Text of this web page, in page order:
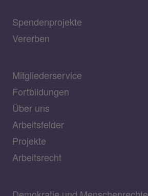
Spendenprojekte
Vererben
Mitgliederservice
Fortbildungen
Über uns
Arbeitsfelder
Projekte
Arbeitsrecht